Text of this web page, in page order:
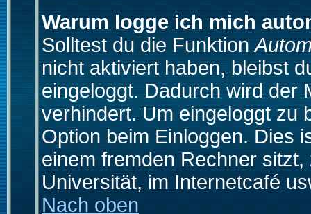
Warum logge ich mich
Solltest du die Funktion
nicht aktiviert haben, bleibst
eingeloggt. Dadurch wird der
verhindert. Um eingeloggt zu
Option beim Einloggen. Dies
einem fremden Rechner
Universität, im Internetcafé
Nach oben